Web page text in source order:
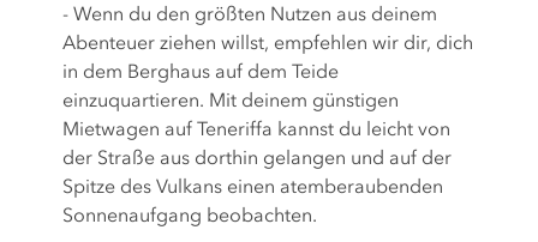
- Wenn du den größten Nutzen aus deinem
Abenteuer ziehen willst, empfehlen wir dir, dich
in dem Berghaus auf dem Teide
einzuquartieren. Mit deinem günstigen
Mietwagen auf Teneriffa kannst du leicht von
der Straße aus dorthin gelangen und auf der
Spitze des Vulkans einen atemberaubenden
Sonnenaufgang beobachten.